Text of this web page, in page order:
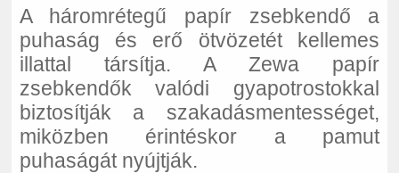
A háromrétegű papír zsebkendő a
puhaság és erő ötvözetét kellemes
illattal társítja. A Zewa papír
zsebkendők valódi gyapotrostokkal
biztosítják a szakadásmentességet,
miközben érintéskor a pamut
puhaságát nyújtják.